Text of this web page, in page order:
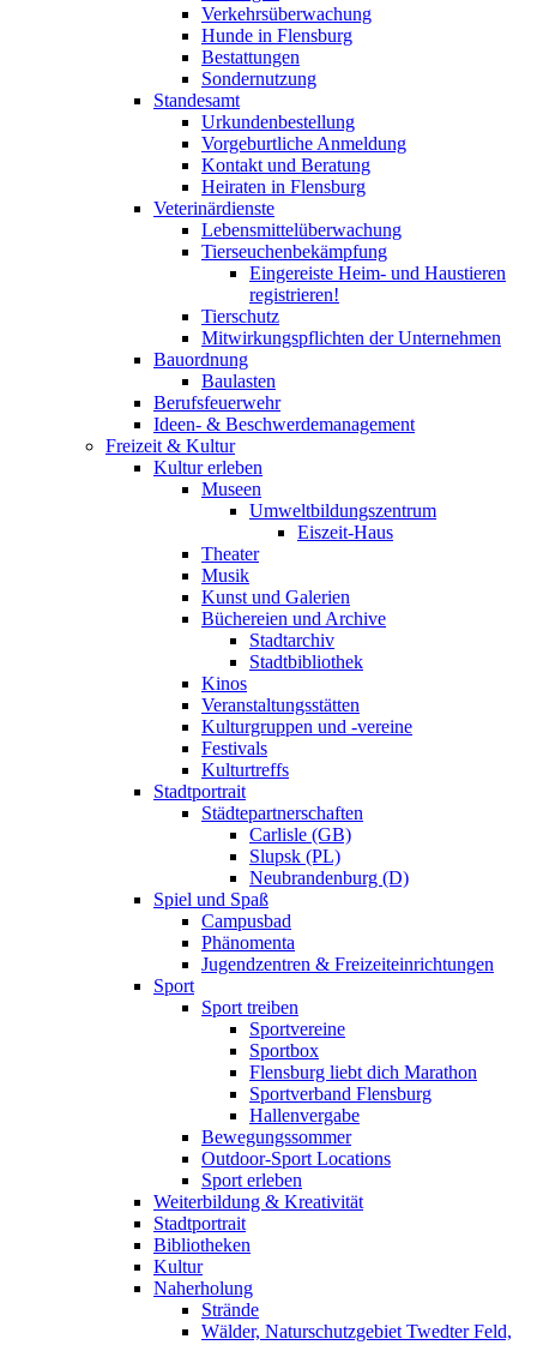
Verkehrsüberwachung
Hunde in Flensburg
Bestattungen
Sondernutzung
Standesamt
Urkundenbestellung
Vorgeburtliche Anmeldung
Kontakt und Beratung
Heiraten in Flensburg
Veterinärdienste
Lebensmittelüberwachung
Tierseuchenbekämpfung
Eingereiste Heim- und Haustieren
registrieren!
Tierschutz
Mitwirkungspflichten der Unternehmen
Bauordnung
Baulasten
Berufsfeuerwehr
Ideen- & Beschwerdemanagement
Freizeit & Kultur
Kultur erleben
Museen
Umweltbildungszentrum
Eiszeit-Haus
Theater
Musik
Kunst und Galerien
Büchereien und Archive
Stadtarchiv
Stadtbibliothek
Kinos
Veranstaltungsstätten
Kulturgruppen und -vereine
Festivals
Kulturtreffs
Stadtportrait
Städtepartnerschaften
Carlisle (GB)
Slupsk (PL)
Neubrandenburg (D)
Spiel und Spaß
Campusbad
Phänomenta
Jugendzentren & Freizeiteinrichtungen
Sport
Sport treiben
Sportvereine
Sportbox
Flensburg liebt dich Marathon
Sportverband Flensburg
Hallenvergabe
Bewegungssommer
Outdoor-Sport Locations
Sport erleben
Weiterbildung & Kreativität
Stadtportrait
Bibliotheken
Kultur
Naherholung
Strände
Wälder, Naturschutzgebiet Twedter Feld,